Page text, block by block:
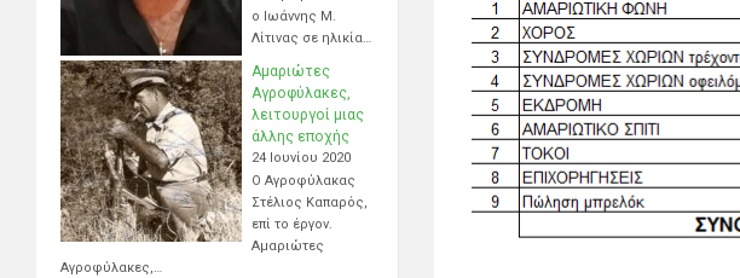
ο Ιωάννης Μ.
Λίτινας σε ηλικία…
Αμαριώτες
Αγροφύλακες,
λειτουργοί μιας
άλλης εποχής
24 Ιουνίου 2020
Ο Αγροφύλακας
Στέλιος Καπαρός,
επί το έργον.
Αμαριώτες
Αγροφύλακες,…